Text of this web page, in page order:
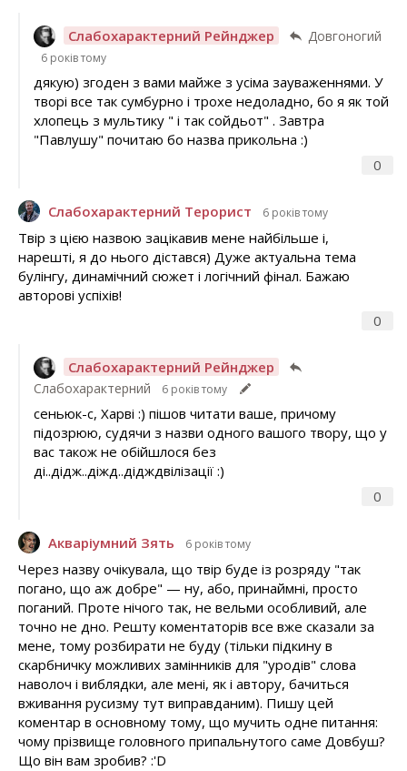
Слабохарактерний Рейнджер Довгоногий
6 років тому
0
дякую) згоден з вами майже з усіма зауваженнями. У
творі все так сумбурно і трохе недоладно, бо я як той
хлопець з мультику " і так сойдьот" . Завтра
"Павлушу" почитаю бо назва прикольна :)
Слабохарактерний Терорист 6 років тому
0
Твір з цією назвою зацікавив мене найбільше і,
нарешті, я до нього дістався) Дуже актуальна тема
булінгу, динамічний сюжет і логічний фінал. Бажаю
авторові успіхів!
Слабохарактерний Рейнджер
Слабохарактерний 6 років тому
0
сеньюк-с, Харві :) пішов читати ваше, причому
підозрюю, судячи з назви одного вашого твору, що у
вас також не обійшлося без
ді..дідж..діжд..дідждвілізації :)
Акваріумний Зять 6 років тому
Через назву очікувала, що твір буде із розряду "так
погано, що аж добре" — ну, або, принаймні, просто
поганий. Проте нічого так, не вельми особливий, але
точно не дно. Решту коментаторів все вже сказали за
мене, тому розбирати не буду (тільки підкину в
скарбничку можливих замінників для "уродів" слова
наволоч і виблядки, але мені, як і автору, бачиться
вживання русизму тут виправданим). Пишу цей
коментар в основному тому, що мучить одне питання:
чому прізвище головного припальнутого саме Довбуш?
Що він вам зробив? :'D